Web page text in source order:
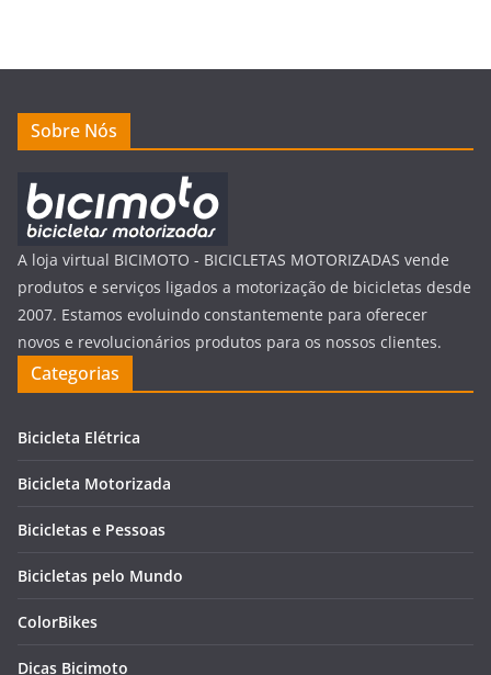
Sobre Nós
A loja virtual BICIMOTO - BICICLETAS MOTORIZADAS vende
produtos e serviços ligados a motorização de bicicletas desde
2007. Estamos evoluindo constantemente para oferecer
novos e revolucionários produtos para os nossos clientes.
Categorias
Bicicleta Elétrica
Bicicleta Motorizada
Bicicletas e Pessoas
Bicicletas pelo Mundo
ColorBikes
Dicas Bicimoto